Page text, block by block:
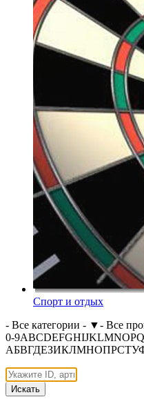
Спорт и отдых
- Все категории - ▼- Все
0-9ABCDEFGHIJKLMNOPQ
АБВГДЕЗИКЛМНОПРСТУ
Искать